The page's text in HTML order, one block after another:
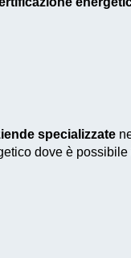
specializzate
dove è